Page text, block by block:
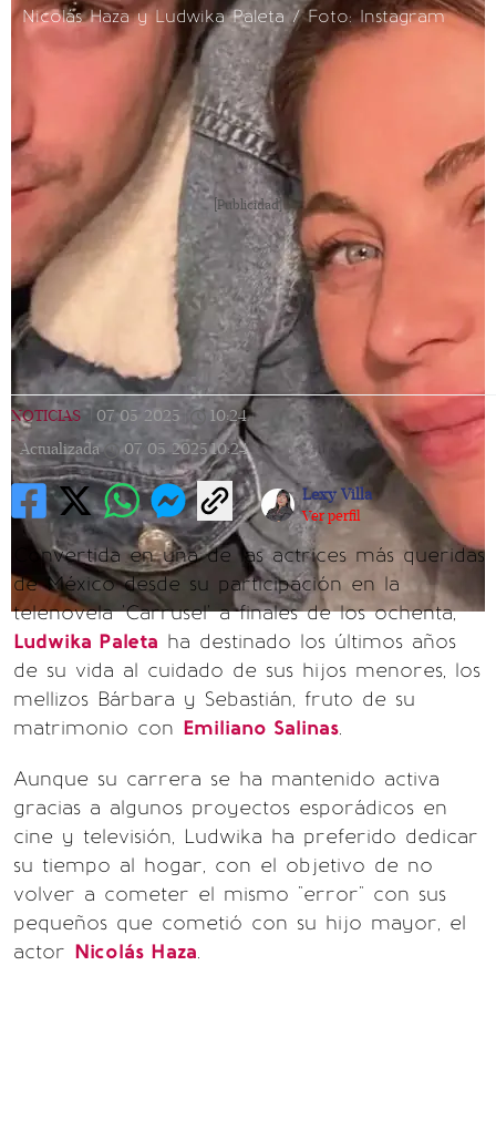
Nicolás Haza y Ludwika Paleta / Foto: Instagram
[Publicidad]
NOTICIAS 07/05/2025 10:24 |
Actualizada
07/05/2025 10:24
Lexy Villa
Ver perfil
Convertida en una de las actrices más queridas
de México desde su participación en la
telenovela 'Carrusel' a finales de los ochenta,
Ludwika Paleta ha destinado los últimos años
de su vida al cuidado de sus hijos menores, los
mellizos Bárbara y Sebastián, fruto de su
matrimonio con Emiliano Salinas.
Aunque su carrera se ha mantenido activa
gracias a algunos proyectos esporádicos en
cine y televisión, Ludwika ha preferido dedicar
su tiempo al hogar, con el objetivo de no
volver a cometer el mismo "error" con sus
pequeños que cometió con su hijo mayor, el
actor Nicolás Haza.